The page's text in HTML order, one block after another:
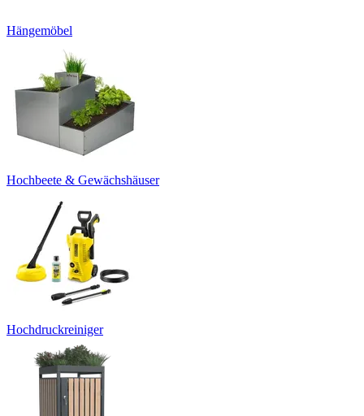
Hängemöbel
Hochbeete & Gewächshäuser
Hochdruckreiniger